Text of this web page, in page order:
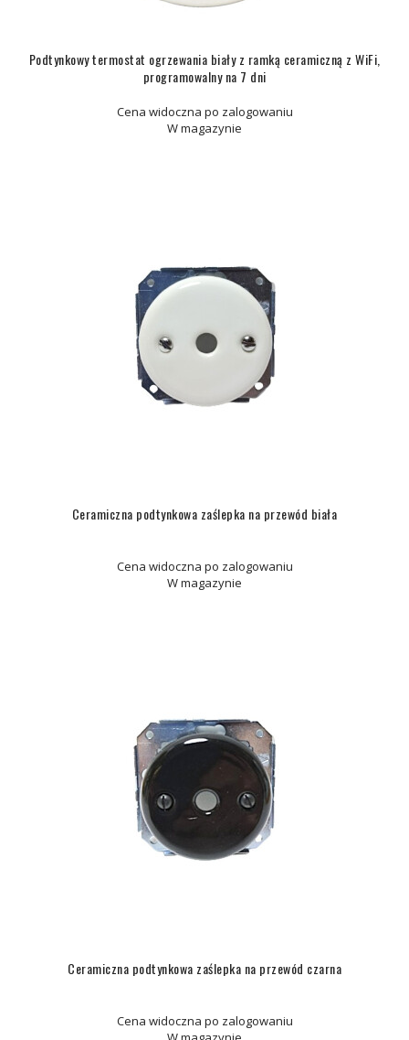
Podtynkowy termostat ogrzewania biały z ramką ceramiczną z WiFi,
programowalny na 7 dni
Cena widoczna po zalogowaniu
W magazynie
Ceramiczna podtynkowa zaślepka na przewód biała
Cena widoczna po zalogowaniu
W magazynie
Ceramiczna podtynkowa zaślepka na przewód czarna
Cena widoczna po zalogowaniu